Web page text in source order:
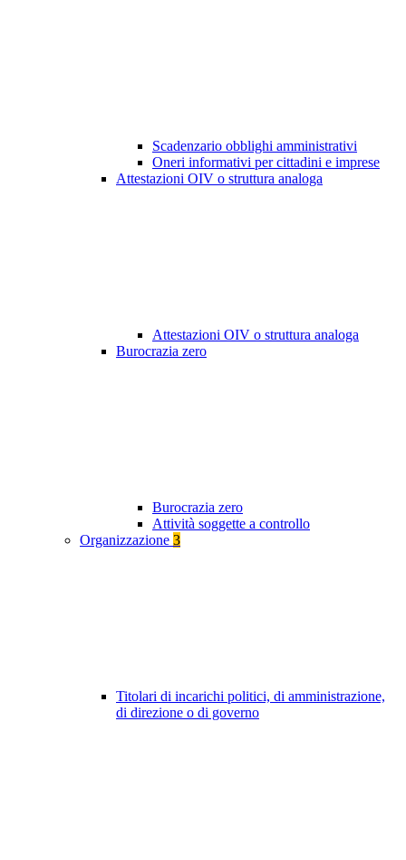
Scadenzario obblighi amministrativi
Oneri informativi per cittadini e imprese
Attestazioni OIV o struttura analoga
Attestazioni OIV o struttura analoga
Burocrazia zero
Burocrazia zero
Attività soggette a controllo
Organizzazione 3
Titolari di incarichi politici, di amministrazione,
di direzione o di governo